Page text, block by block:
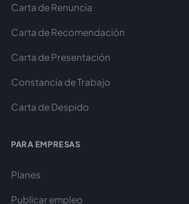
Carta de Renuncia
Carta de Recomendación
Carta de Presentación
Constancia de Trabajo
Carta de Despido
PARA EMPRESAS
Planes
Publicar empleo